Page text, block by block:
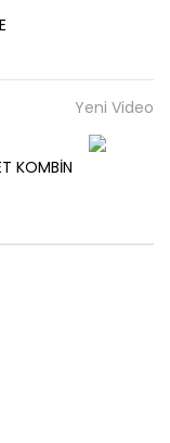
Yeni Video
KOMBİN